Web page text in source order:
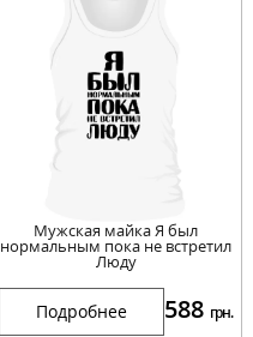
Мужская майка Я был
нормальным пока не встретил
Люду
Подробнее 588 грн.